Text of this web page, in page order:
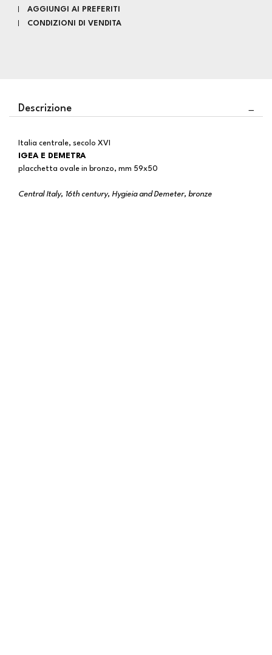
AGGIUNGI AI PREFERITI
CONDIZIONI DI VENDITA
Descrizione
Italia centrale, secolo XVI
IGEA E DEMETRA
placchetta ovale in bronzo, mm 59x50
Central Italy, 16th century, Hygieia and Demeter, bronze